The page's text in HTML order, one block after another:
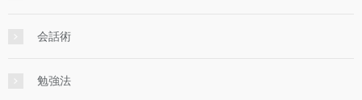
会話術
勉強法